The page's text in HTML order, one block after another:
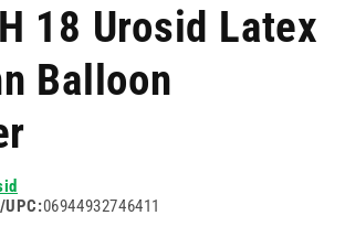
18 Urosid Latex
Balloon
UPC:06944932746411